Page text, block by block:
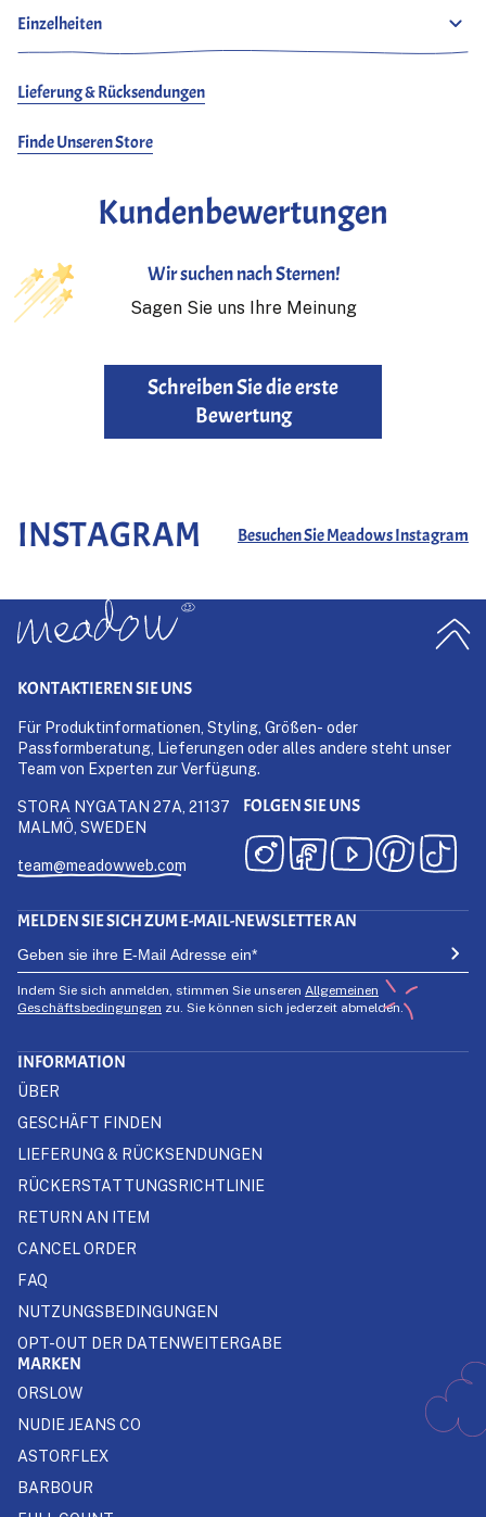
Einzelheiten
Lieferung & Rücksendungen
Finde Unseren Store
Kundenbewertungen
Wir suchen nach Sternen!
Sagen Sie uns Ihre Meinung
Schreiben Sie die erste
Bewertung
INSTAGRAM Besuchen Sie Meadows Instagram
KONTAKTIEREN SIE UNS
Für Produktinformationen, Styling, Größen- oder
Passformberatung, Lieferungen oder alles andere steht unser
Team von Experten zur Verfügung.
STORA NYGATAN 27A, 21137
MALMÖ, SWEDEN
team@meadowweb.com
FOLGEN SIE UNS
MELDEN SIE SICH ZUM E-MAIL-NEWSLETTER AN
Indem Sie sich anmelden, stimmen Sie unseren Allgemeinen
Geschäftsbedingungen zu. Sie können sich jederzeit abmelden.
INFORMATION
ÜBER
GESCHÄFT FINDEN
LIEFERUNG & RÜCKSENDUNGEN
RÜCKERSTATTUNGSRICHTLINIE
RETURN AN ITEM
CANCEL ORDER
FAQ
NUTZUNGSBEDINGUNGEN
OPT-OUT DER DATENWEITERGABE
MARKEN
ORSLOW
NUDIE JEANS CO
ASTORFLEX
BARBOUR